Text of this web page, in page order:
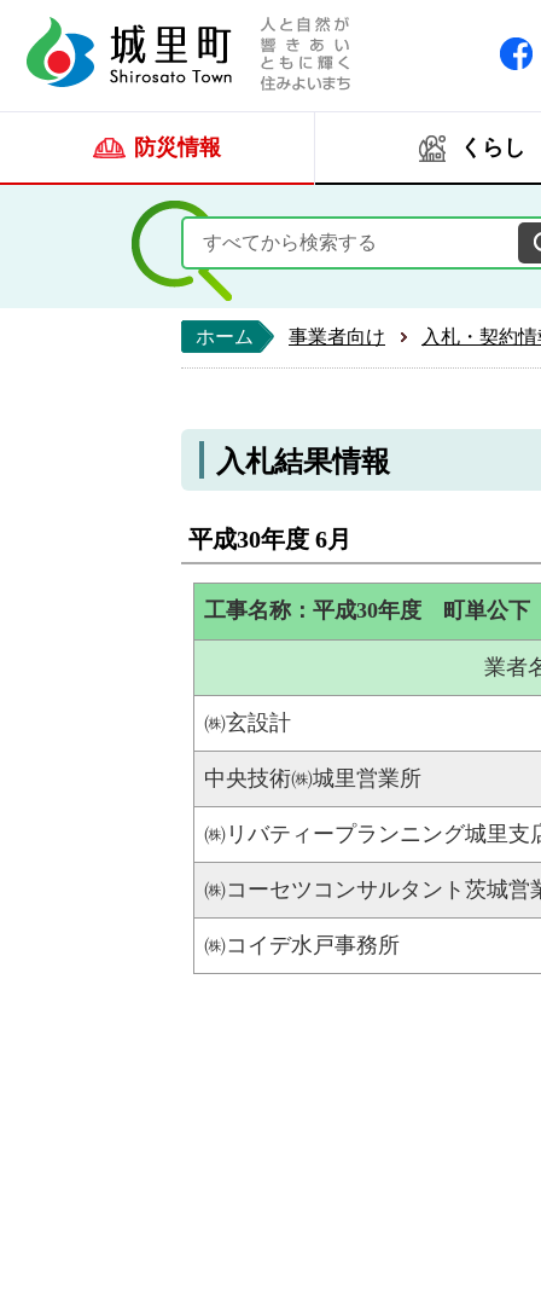
防災情報 くらし
ホーム 事業者向け 入札・契約
入札結果情報
平成30年度 6月
工事名称：平成30年度 町単公
業者
㈱玄設計
中央技術㈱城里営業所
㈱リバティープランニング城里支
㈱コーセツコンサルタント茨城営
㈱コイデ水戸事務所